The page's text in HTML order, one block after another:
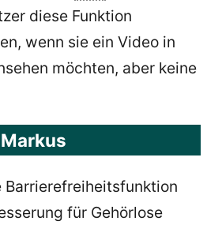
diese Funktion
wenn sie ein Video in
möchten, aber keine
Barrierefreiheitsfunktion
für Gehörlose